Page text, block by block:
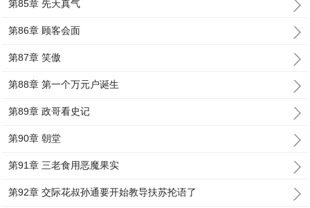
第85章 先天真气
第86章 顾客会面
第87章 笑傲
第88章 第一个万元户诞生
第89章 政哥看史记
第90章 朝堂
第91章 三老食用恶魔果实
第92章 交际花叔孙通要开始教导扶苏抡语了